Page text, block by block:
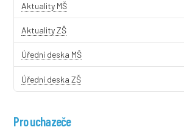
Aktuality MŠ
Aktuality ZŠ
Úřední deska MŠ
Úřední deska ZŠ
Pro uchazeče